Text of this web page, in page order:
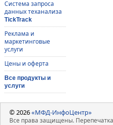
Система запроса
данных теханализа
TickTrack
Реклама и
маркетинговые
услуги
Цены и оферта
Все продукты и
услуги
© 2026«МФД-ИнфоЦентр»
Все права защищены.